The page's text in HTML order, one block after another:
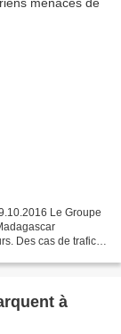
Le Groupe
Des cas de trafics
à